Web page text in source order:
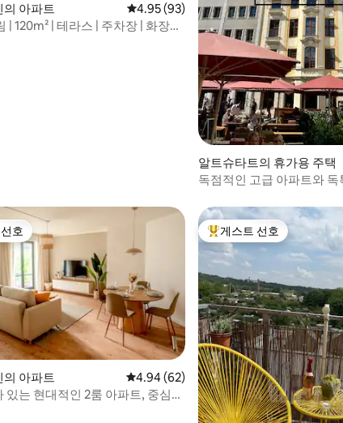
후기 10개
의 아파트 평점 4.95점(5점 만점), 후기 93개
4.95 (93)
| 120m² | 테라스 | 주차장 | 화장실
알트슈타트의 휴가용 주택
독점적인 고급 아파트와 독
후기 62개
호
호
의 아파트 평점 4.94점(5점 만점), 후기 62개
4.94 (62)
있는 현대적인 2룸 아파트, 중심
상위 게스트 선호
게스트 선호